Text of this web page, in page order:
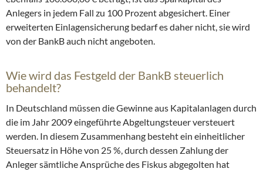
Anlegers in jedem Fall zu 100 Prozent abgesichert. Einer
erweiterten Einlagensicherung bedarf es daher nicht, sie wird
von der BankB auch nicht angeboten.
Wie wird das Festgeld der BankB steuerlich
behandelt?
In Deutschland müssen die Gewinne aus Kapitalanlagen durch
die im Jahr 2009 eingeführte Abgeltungsteuer versteuert
werden. In diesem Zusammenhang besteht ein einheitlicher
Steuersatz in Höhe von 25 %, durch dessen Zahlung der
Anleger sämtliche Ansprüche des Fiskus abgegolten hat